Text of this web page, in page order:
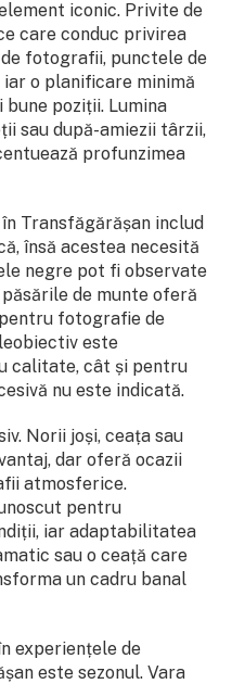
iconic. Privite de
care conduc privirea
fotografii, punctele de
o planificare minimă
poziții. Lumina
sau după-amiezii târzii,
profunzimea
Transfăgărășan includ
însă acestea necesită
negre pot fi observate
de munte oferă
fotografie de
este
calitate, cât și pentru
nu este indicată.
Norii joși, ceața sau
dar oferă ocazii
atmosferice.
pentru
iar adaptabilitatea
sau o ceață care
un cadru banal
experiențele de
este sezonul. Vara